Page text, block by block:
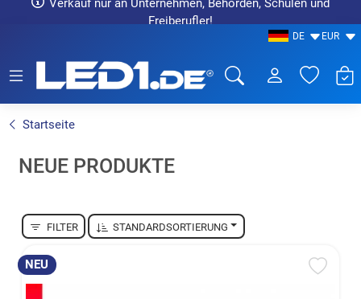
Verkauf nur an Unternehmen, Behörden, Schulen und
Freiberufler!
DE EUR
Startseite
NEUE PRODUKTE
FILTER STANDARDSORTIERUNG
NEU